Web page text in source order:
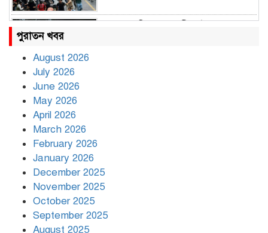
বৃষ্টি থামার নাম নেই, পথে পথে
পুরাতন খবর
August 2026
July 2026
June 2026
May 2026
April 2026
March 2026
February 2026
January 2026
December 2025
November 2025
October 2025
September 2025
August 2025